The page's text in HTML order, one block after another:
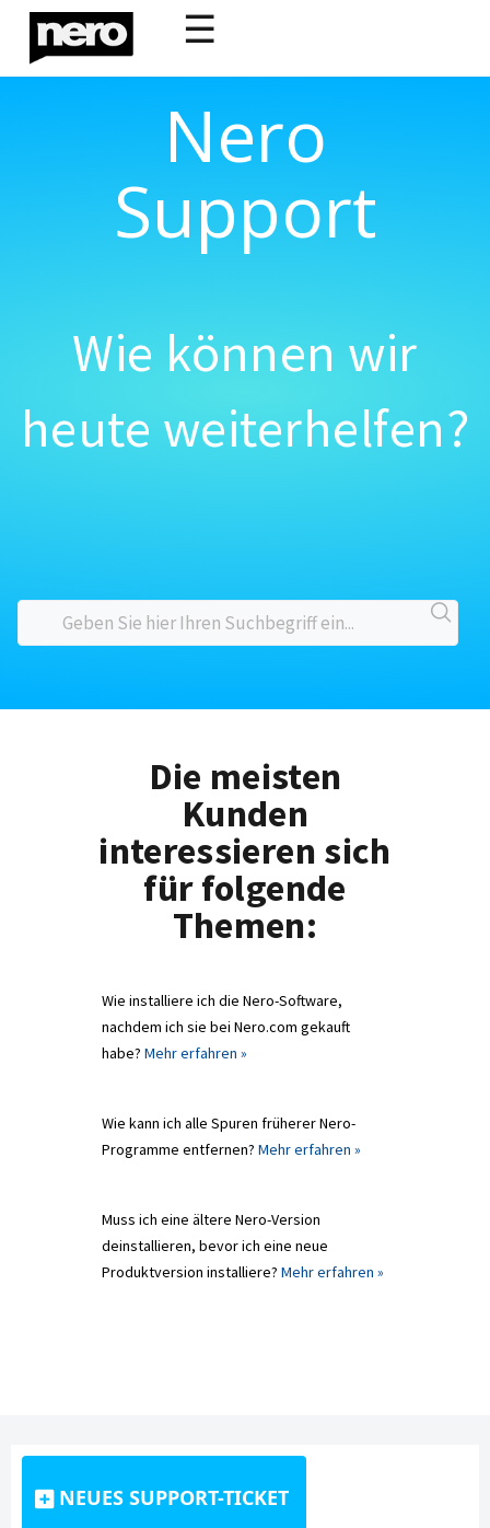
☰
Nero
Support
Wie können wir
heute weiterhelfen?
Die meisten
Kunden
interessieren sich
für folgende
Themen:
Wie installiere ich die Nero-Software,
nachdem ich sie bei Nero.com gekauft
habe? Mehr erfahren »
Wie kann ich alle Spuren früherer Nero-
Programme entfernen? Mehr erfahren »
Muss ich eine ältere Nero-Version
deinstallieren, bevor ich eine neue
Produktversion installiere? Mehr erfahren »
NEUES SUPPORT-TICKET